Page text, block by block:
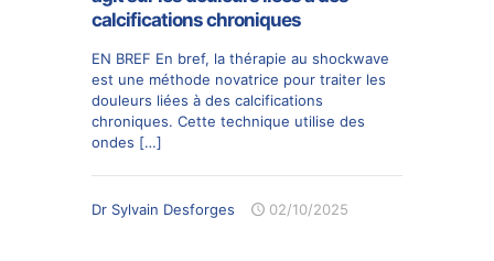
calcifications chroniques
EN BREF En bref, la thérapie au shockwave
est une méthode novatrice pour traiter les
douleurs liées à des calcifications
chroniques. Cette technique utilise des
ondes […]
Dr Sylvain Desforges 02/10/2025